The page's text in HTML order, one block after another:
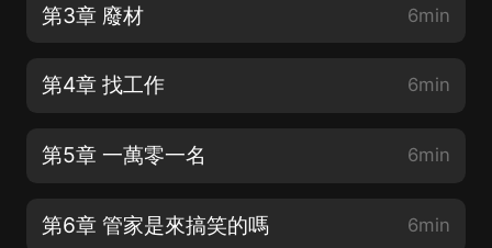
第3章 廢材 6min
第4章 找工作 6min
第5章 一萬零一名 6min
第6章 管家是來搞笑的嗎 6min